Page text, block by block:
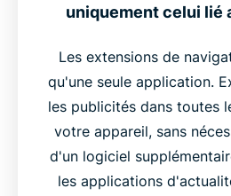
uniquement celui lié
Les extensions de
qu'une seule application.
les publicités dans toutes
votre appareil, sans
d'un logiciel
les applications